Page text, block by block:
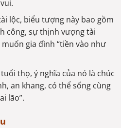
lộc, biểu tượng này bao gồm
công, sự thịnh vượng tài
gia đình “tiền vào như
tuổi thọ, ý nghĩa của nó là chúc
an khang, có thể sống cùng
lão”.